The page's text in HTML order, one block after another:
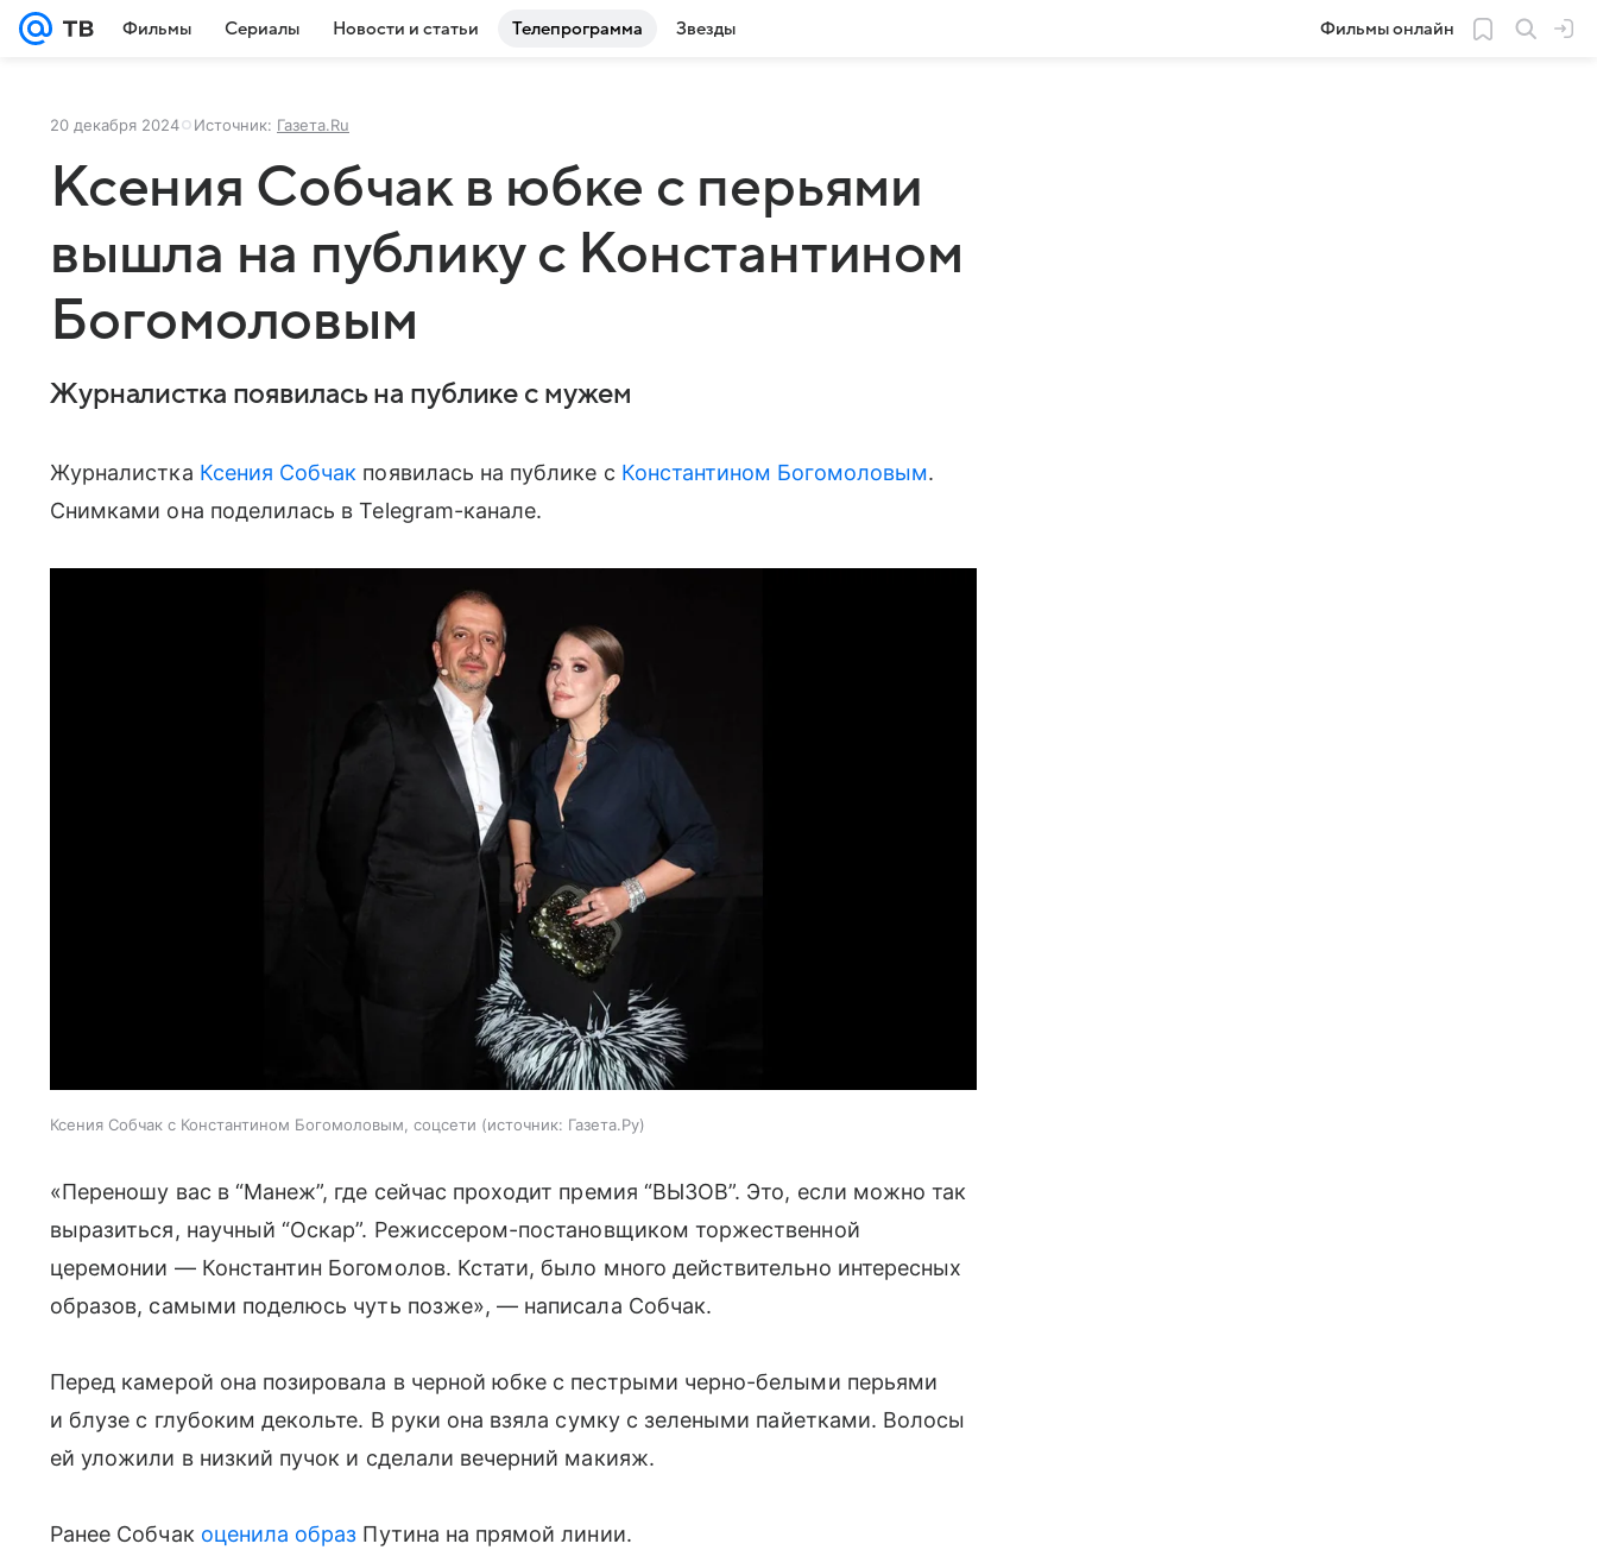
Фильмы Сериалы Новости и статьи Телепрограмма Звезды Фильмы онлайн
20 декабря 2024 Источник: Газета.Ru
Ксения Собчак в юбке с перьями
вышла на публику с Константином
Богомоловым
Журналистка появилась на публике с мужем
Журналистка Ксения Собчак появилась на публике с Константином Богомоловым.
Снимками она поделилась в Telegram-канале.
Ксения Собчак с Константином Богомоловым, соцсети источник: Газета.Ру
«Переношу вас в “Манеж”, где сейчас проходит премия “ВЫЗОВ”. Это, если можно так
выразиться, научный “Оскар”. Режиссером-постановщиком торжественной
церемонии — Константин Богомолов. Кстати, было много действительно интересных
образов, самыми поделюсь чуть позже», — написала Собчак.
Перед камерой она позировала в черной юбке с пестрыми черно-белыми перьями
и блузе с глубоким декольте. В руки она взяла сумку с зелеными пайетками. Волосы
ей уложили в низкий пучок и сделали вечерний макияж.
Ранее Собчак оценила образ Путина на прямой линии.